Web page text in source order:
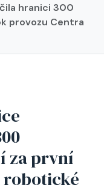
hranici 300
provozu Centra
za první